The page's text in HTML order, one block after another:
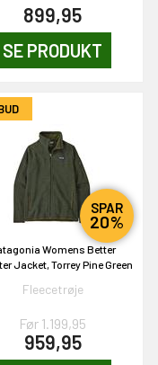
899,95
SE PRODUKT
SPAR
20%
Womens Better
Jacket, Torrey Pine Green
Fleecetrøje
Før 1.199,95
959,95